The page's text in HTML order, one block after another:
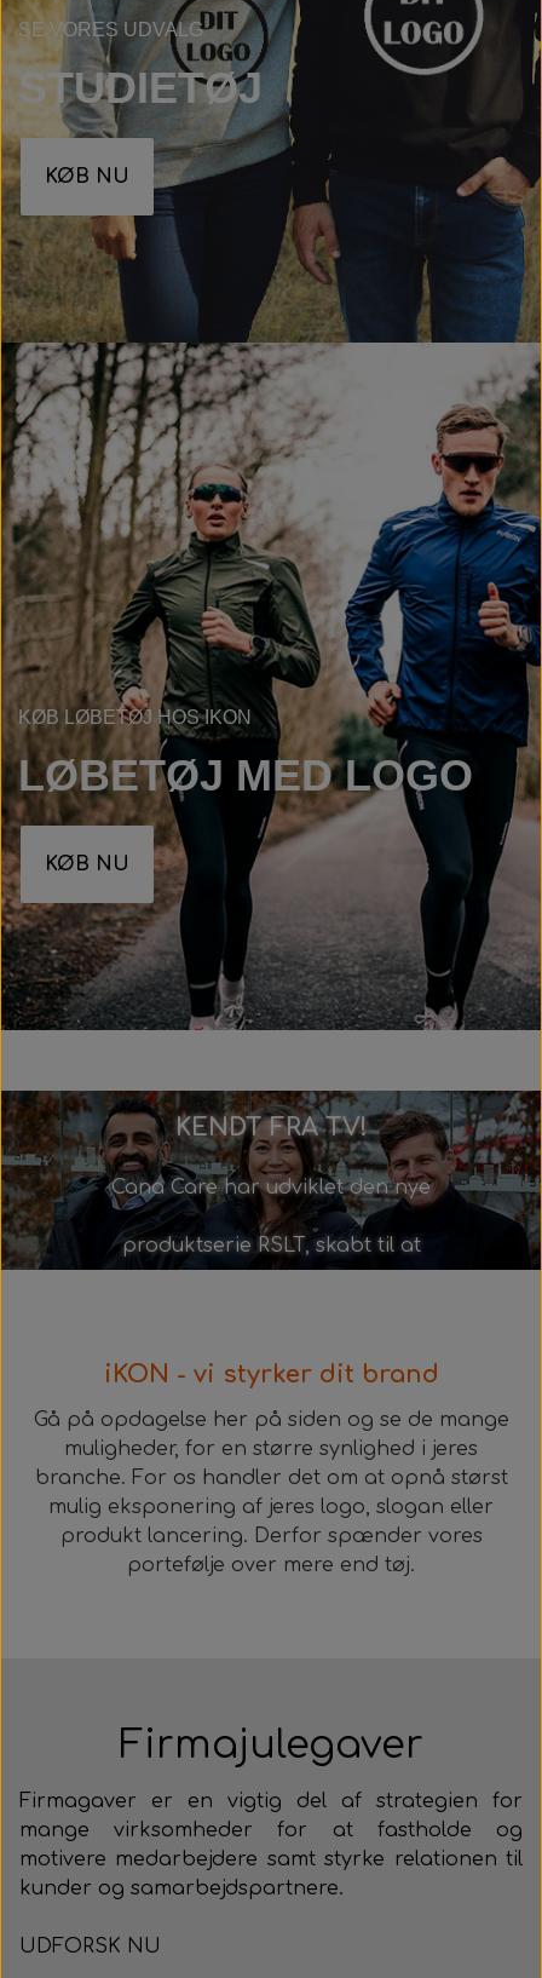
SE VORES UDVALG
STUDIETØJ
KØB NU
KØB LØBETØJ HOS IKON
LØBETØJ MED LOGO
KØB NU
KENDT FRA TV!
Cana Care har udviklet den nye
produktserie RSLT, skabt til at
præstation på højeste niveau -
både på og uden for banen.
LÆS MERE
iKON - vi styrker dit brand
Gå på opdagelse her på siden og se de mange
muligheder, for en større synlighed i jeres
branche. For os handler det om at opnå størst
mulig eksponering af jeres logo, slogan eller
produkt lancering. Derfor spænder vores
portefølje over mere end tøj.
Firmajulegaver
Firmagaver er en vigtig del af strategien for
mange virksomheder for at fastholde og
motivere medarbejdere samt styrke relationen til
kunder og samarbejdspartnere.
UDFORSK NU